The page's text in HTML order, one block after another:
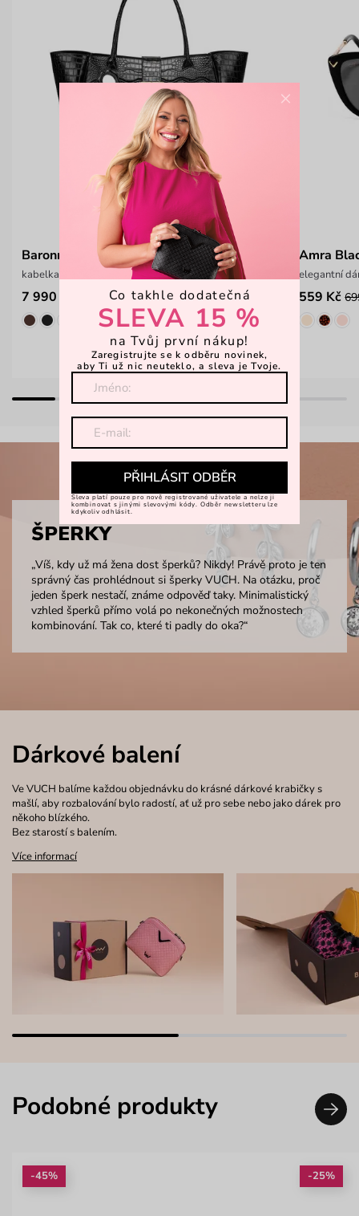
Baronne Black Croco
kabelka z kolekce ABODI × VUCH LAB
7 990 Kč
Amra
elegantní
559 Kč
ŠPERKY
„Víš, kdy už má žena dost šperků? Nikdy! Právě proto je ten
správný čas prohlédnout si šperky VUCH. Na otázku, proč
jeden šperk nestačí, známe odpověď taky. Minimalistický
vzhled šperků přímo volá po nekonečných možnostech
kombinování. Tak co, které ti padly do oka?“
Dárkové balení
Ve VUCH balíme každou objednávku do krásné dárkové krabičky s
mašlí, aby rozbalování bylo radostí, ať už pro sebe nebo jako dárek pro
někoho blízkého.
Bez starostí s balením.
Více informací
Podobné produkty
-45% -25%
×
Co takhle dodatečná
SLEVA 15 %
na Tvůj první nákup!
Zaregistrujte se k odběru novinek,
aby Ti už nic neuteklo, a sleva je Tvoje.
PŘIHLÁSIT ODBĚR
Sleva platí pouze pro nově registrované uživatele a nelze ji
kombinovat s jinými slevovými kódy. Odběr newsletteru lze
kdykoliv odhlásit.